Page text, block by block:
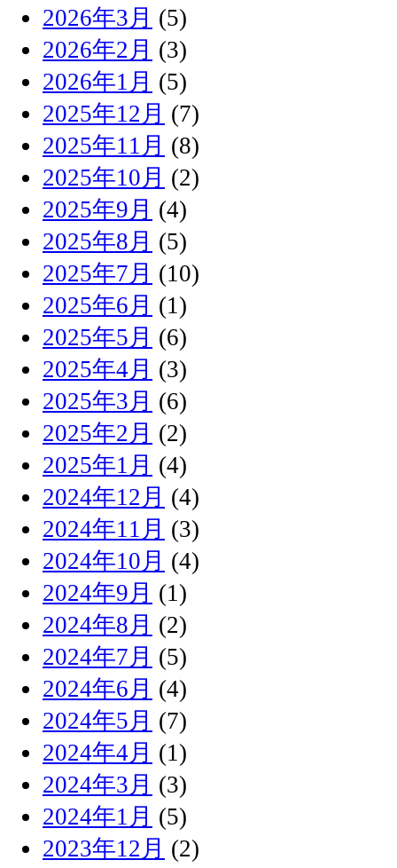
2026年3月 (5)
2026年2月 (3)
2026年1月 (5)
2025年12月 (7)
2025年11月 (8)
2025年10月 (2)
2025年9月 (4)
2025年8月 (5)
2025年7月 (10)
2025年6月 (1)
2025年5月 (6)
2025年4月 (3)
2025年3月 (6)
2025年2月 (2)
2025年1月 (4)
2024年12月 (4)
2024年11月 (3)
2024年10月 (4)
2024年9月 (1)
2024年8月 (2)
2024年7月 (5)
2024年6月 (4)
2024年5月 (7)
2024年4月 (1)
2024年3月 (3)
2024年1月 (5)
2023年12月 (2)